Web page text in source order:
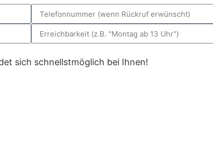
sich schnellstmöglich bei Ihnen!